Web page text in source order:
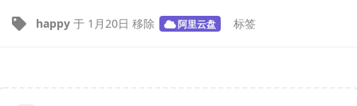
happy 于 1月20日 移除 阿里云盘 标签